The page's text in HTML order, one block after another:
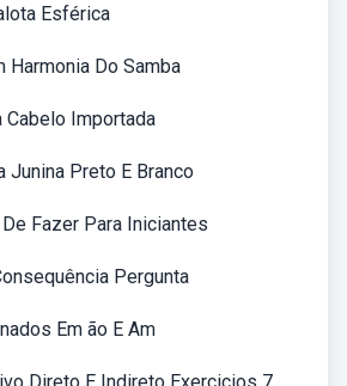
Esférica
Harmonia Do Samba
Cabelo Importada
Junina Preto E Branco
Fazer Para Iniciantes
Pergunta
Em ão E Am